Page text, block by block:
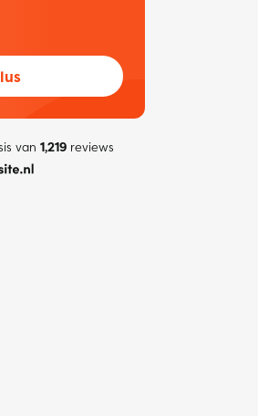
van 1,219reviews